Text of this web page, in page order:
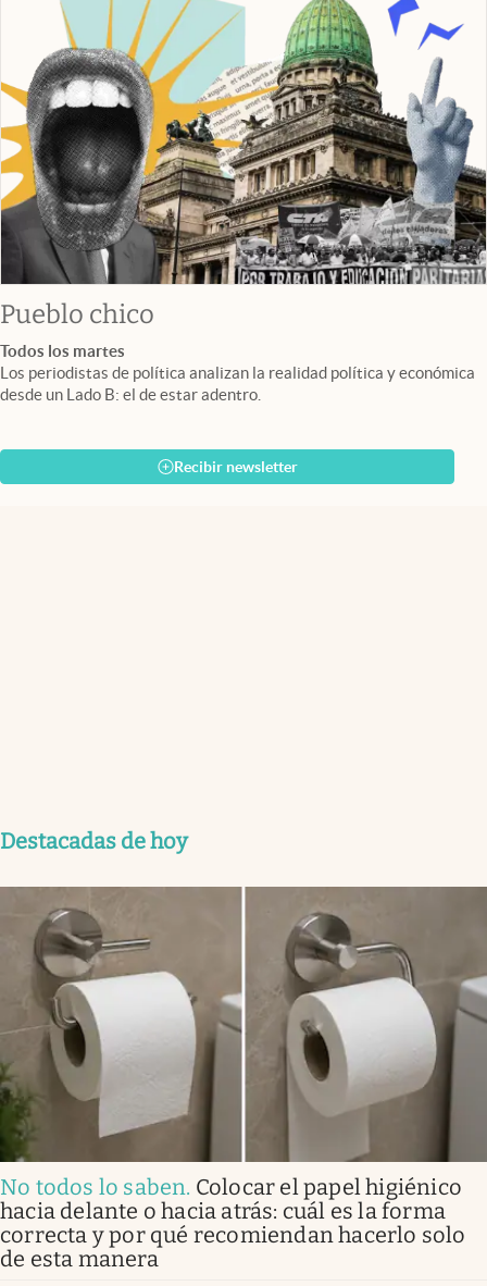
Pueblo chico
Todos los martes
Los periodistas de política analizan la realidad política y económica
desde un Lado B: el de estar adentro.
Recibir newsletter
Destacadas de hoy
No todos lo saben. Colocar el papel higiénico
hacia delante o hacia atrás: cuál es la forma
correcta y por qué recomiendan hacerlo solo
de esta manera